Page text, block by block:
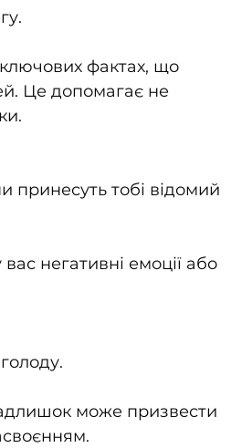
фактах, що
Це допомагає не
принесуть тобі відомий
негативні емоції або
може призвести